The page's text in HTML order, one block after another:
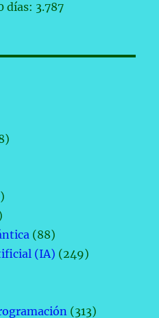
días: 3.787
(88)
(IA) (249)
(313)